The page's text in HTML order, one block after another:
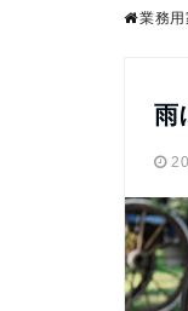
業務
雨